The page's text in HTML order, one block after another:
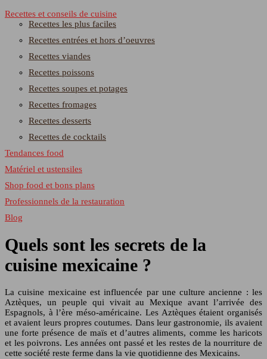
Recettes et conseils de cuisine
Recettes les plus faciles
Recettes entrées et hors d’oeuvres
Recettes viandes
Recettes poissons
Recettes soupes et potages
Recettes fromages
Recettes desserts
Recettes de cocktails
Tendances food
Matériel et ustensiles
Shop food et bons plans
Professionnels de la restauration
Blog
Quels sont les secrets de la
cuisine mexicaine ?
La cuisine mexicaine est influencée par une culture ancienne : les
Aztèques, un peuple qui vivait au Mexique avant l’arrivée des
Espagnols, à l’ère méso-américaine. Les Aztèques étaient organisés
et avaient leurs propres coutumes. Dans leur gastronomie, ils avaient
une forte présence de maïs et d’autres aliments, comme les haricots
et les poivrons. Les années ont passé et les restes de la nourriture de
cette société reste ferme dans la vie quotidienne des Mexicains.